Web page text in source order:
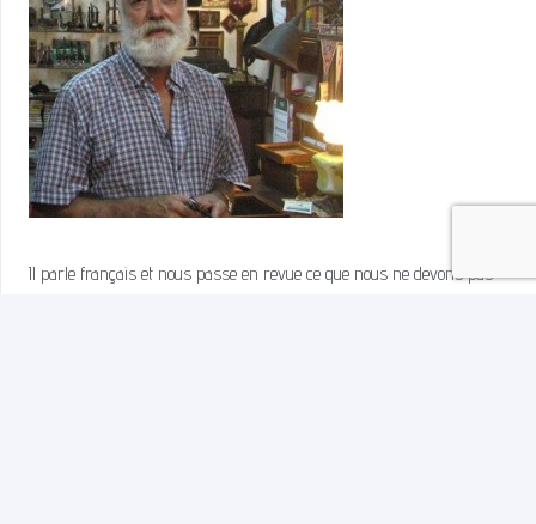
Il parle français et nous passe en revue ce que nous ne devons pas